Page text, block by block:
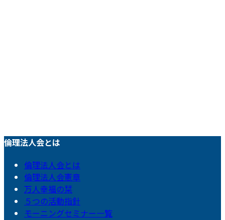
倫理法人会とは
倫理法人会とは
倫理法人会憲章
万人幸福の栞
５つの活動指針
モーニングセミナー一覧